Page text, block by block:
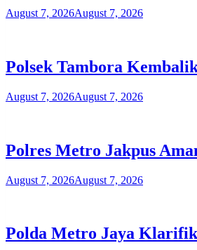
August 7, 2026August 7, 2026
Polsek Tambora
August 7, 2026August 7, 2026
Polres Metro Jakpus
August 7, 2026August 7, 2026
Polda Metro Jaya